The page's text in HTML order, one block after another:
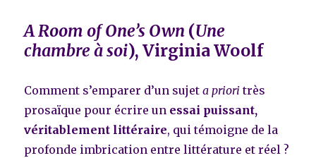
A Room of One’s Own (Une
chambre à soi), Virginia Woolf
Comment s’emparer d’un sujeta prioritrès
prosaïque pour écrire un essai puissant,
véritablement littéraire, qui témoigne de la
profonde imbrication entre littérature et réel ?